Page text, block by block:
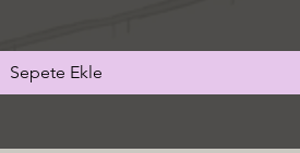
Sepete Ekle